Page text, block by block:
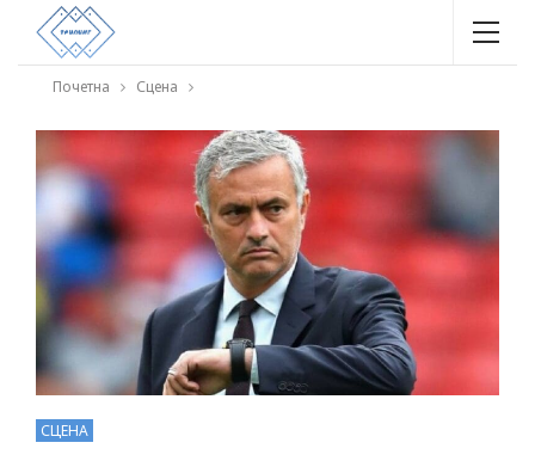
Почетна Сцена
СЦЕНА